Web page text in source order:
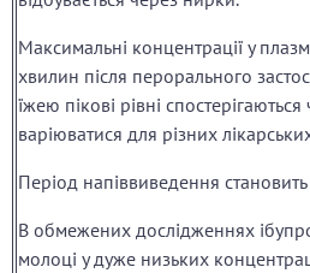
Максимальні концентрації у
хвилин після перорального
їжею пікові рівні
варіюватися для різних
Період напіввиведення
В обмежених дослідженнях
молоці у дуже низьких